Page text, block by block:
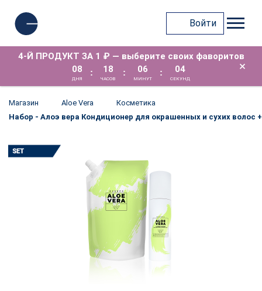
Войти
4-Й ПРОДУКТ ЗА 1 ₽ — выберите своих фаворитов
08
ДНЯ
: 18
ЧАСОВ
: 06
МИНУТ
: 03
СЕКУНД
×
Магазин Aloe Vera
Косметика
Набор - Алоэ вера Кондиционер для окрашенных и сухих волос